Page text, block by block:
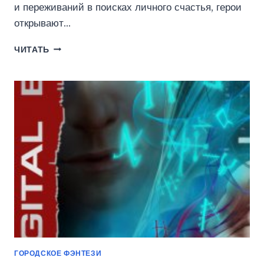
и переживаний в поисках личного счастья, герои
открывают…
ЧИТАТЬ ВИРТУАЛ.
ИНДИИ.
ЧАСТЬ
ОНА
ЖЕ
—
ПЕРВАЯ
(ИДДК)
ГОРОДСКОЕ ФЭНТЕЗИ